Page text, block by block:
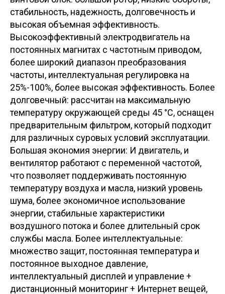
стабильность, надежность, долговечность и
высокая объемная эффективность.
Высокоэффективный электродвигатель на
постоянных магнитах с частотным приводом,
более широкий диапазон преобразования
частоты, интеллектуальная регулировка на
25%-100%, более высокая эффективность. Более
долговечный: рассчитан на максимальную
температуру окружающей среды 45 °C, оснащен
предварительным фильтром, который подходит
для различных суровых условий эксплуатации.
Большая экономия энергии: И двигатель, и
вентилятор работают с переменной частотой,
что позволяет поддерживать постоянную
температуру воздуха и масла, низкий уровень
шума, более экономичное использование
энергии, стабильные характеристики
воздушного потока и более длительный срок
службы масла. Более интеллектуальные:
множество защит, постоянная температура и
постоянное выходное давление,
интеллектуальный дисплей и управление +
дистанционный мониторинг + Интернет вещей,